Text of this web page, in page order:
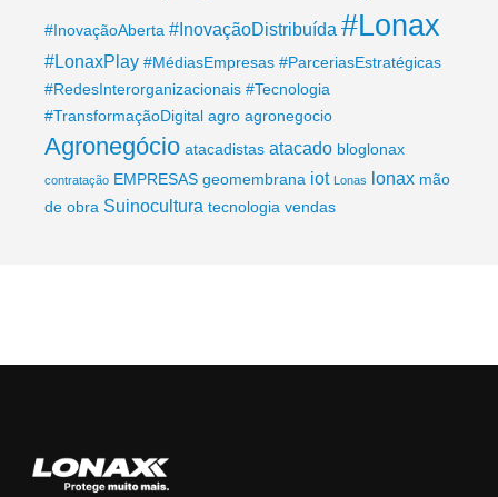
#InovaçãoAberta #InovaçãoDistribuída #Lonax
#LonaxPlay #MédiasEmpresas #ParceriasEstratégicas
#RedesInterorganizacionais #Tecnologia
#TransformaçãoDigital agro agronegocio
Agronegócio atacadistas atacado bloglonax
contratação EMPRESAS geomembrana iot Lonas lonax mão
de obra Suinocultura tecnologia vendas